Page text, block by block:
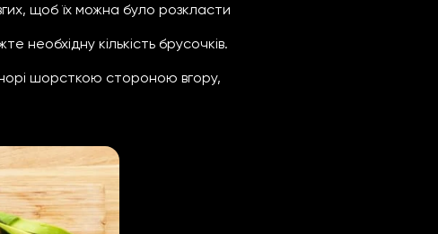
щоб їх можна було розкласти
кількість брусочків.
норі шорсткою стороною вгору,